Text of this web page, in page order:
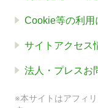
Cookie等の利用
サイトアクセス
法人・プレスお
※本サイトはアフィ